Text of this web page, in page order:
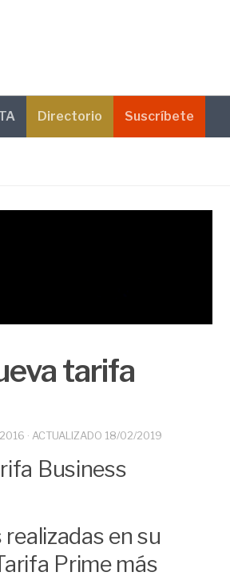
Directorio Suscríbete
tarifa
· ACTUALIZADO 18/02/2019
en su
Prime más